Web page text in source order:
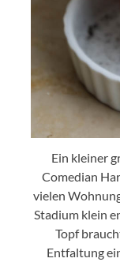
Ein kleiner
Comedian
vielen
Stadium klein
Topf
Entfaltung